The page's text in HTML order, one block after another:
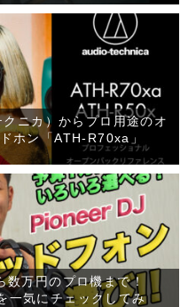
ニカ）からプロ用途のオ
ホン「ATH-R70xa」
万円のプロ機まで！
一気にチェックしてみ